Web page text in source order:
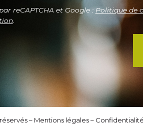
reCAPTCHA et Google : Politique de
.
– Mentions légales– Confidentialité